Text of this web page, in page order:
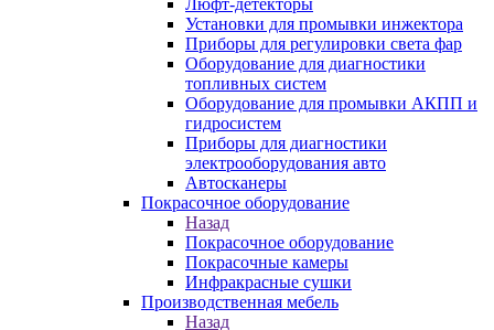
Люфт-детекторы
Установки для промывки инжектора
Приборы для регулировки света фар
Оборудование для диагностики
топливных систем
Оборудование для промывки АКПП и
гидросистем
Приборы для диагностики
электрооборудования авто
Автосканеры
Покрасочное оборудование
Назад
Покрасочное оборудование
Покрасочные камеры
Инфракрасные сушки
Производственная мебель
Назад